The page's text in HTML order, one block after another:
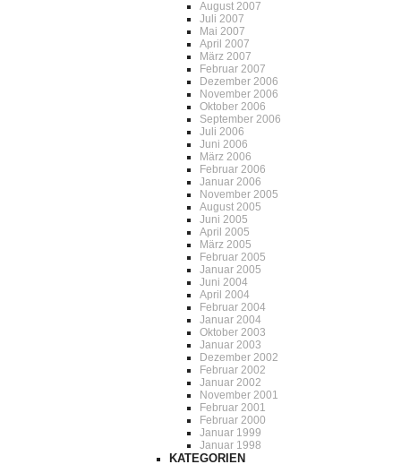
August 2007
Juli 2007
Mai 2007
April 2007
März 2007
Februar 2007
Dezember 2006
November 2006
Oktober 2006
September 2006
Juli 2006
Juni 2006
März 2006
Februar 2006
Januar 2006
November 2005
August 2005
Juni 2005
April 2005
März 2005
Februar 2005
Januar 2005
Juni 2004
April 2004
Februar 2004
Januar 2004
Oktober 2003
Januar 2003
Dezember 2002
Februar 2002
Januar 2002
November 2001
Februar 2001
Februar 2000
Januar 1999
Januar 1998
KATEGORIEN